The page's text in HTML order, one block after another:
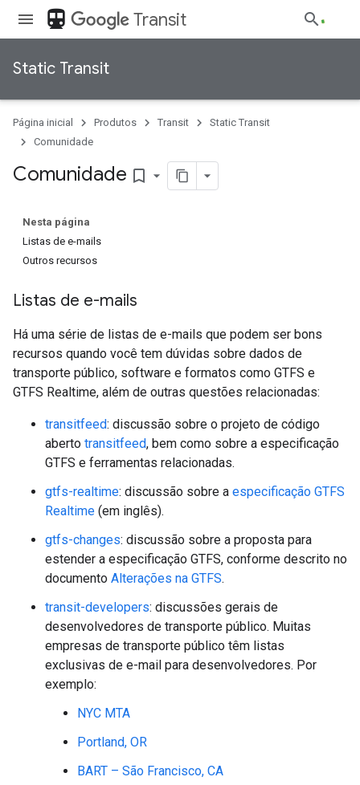
directions_transit Transit
Static Transit
Página inicial Produtos Transit
Static Transit
Comunidade
Comunidade bookmark_border
Nesta página
Listas de e-mails
Outros recursos
Listas de e-mails
Há uma série de listas de e-mails que podem ser bons
recursos quando você tem dúvidas sobre dados de
transporte público, software e formatos como GTFS e
GTFS Realtime, além de outras questões relacionadas:
transitfeed: discussão sobre o projeto de código
aberto transitfeed, bem como sobre a especificação
GTFS e ferramentas relacionadas.
gtfs-realtime: discussão sobre a especificação GTFS
Realtime (em inglês).
gtfs-changes: discussão sobre a proposta para
estender a especificação GTFS, conforme descrito no
documento Alterações na GTFS.
transit-developers: discussões gerais de
desenvolvedores de transporte público. Muitas
empresas de transporte público têm listas
exclusivas de e-mail para desenvolvedores. Por
exemplo:
NYC MTA
Portland, OR
BART – São Francisco, CA